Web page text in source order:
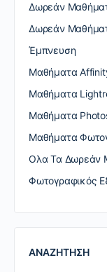
Δωρεάν
Δωρεάν
Έμπνευση
Μαθήματα
Μαθήματα
Μαθήματα
Μαθήματα
Ολα Τα Δωρεάν
Φωτογραφικός
ΑΝΑΖΗΤΗΣΗ